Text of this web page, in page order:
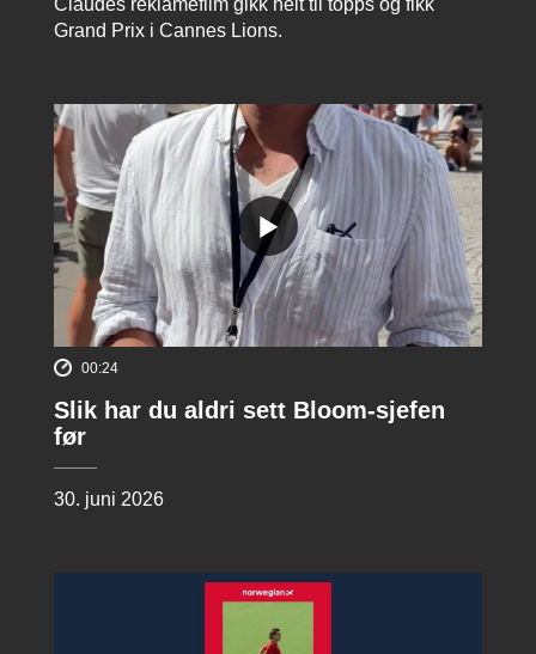
Claudes reklamefilm gikk helt til topps og fikk
Grand Prix i Cannes Lions.
00:24
Slik har du aldri sett Bloom-sjefen
før
30. juni 2026